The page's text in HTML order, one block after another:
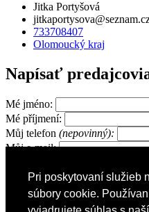
Pri poskytovaní služieb
súbory cookie.
Jitka Portyšová
733708407
Olomoucký kraj
Napísať
Mé jméno:
Mé příjmení:
Můj telefon (nepovinný):
Můj e-mail:
Zpráva pro prodejce: